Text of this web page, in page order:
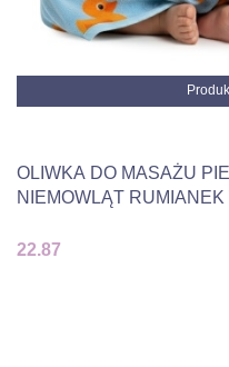
OLIWKA DO MASAŻU
NIEMOWLĄT RUMIANEK
22.87